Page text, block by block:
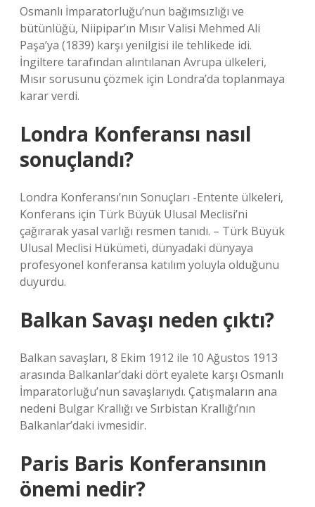
Osmanlı İmparatorluğu’nun bağımsızlığı ve
bütünlüğü, Niipipar’ın Mısır Valisi Mehmed Ali
Paşa’ya (1839) karşı yenilgisi ile tehlikede idi.
İngiltere tarafından alıntılanan Avrupa ülkeleri,
Mısır sorusunu çözmek için Londra’da toplanmaya
karar verdi.
Londra Konferansı nasıl
sonuçlandı?
Londra Konferansı’nın Sonuçları -Entente ülkeleri,
Konferans için Türk Büyük Ulusal Meclisi’ni
çağırarak yasal varlığı resmen tanıdı. – Türk Büyük
Ulusal Meclisi Hükümeti, dünyadaki dünyaya
profesyonel konferansa katılım yoluyla olduğunu
duyurdu.
Balkan Savaşı neden çıktı?
Balkan savaşları, 8 Ekim 1912 ile 10 Ağustos 1913
arasında Balkanlar’daki dört eyalete karşı Osmanlı
İmparatorluğu’nun savaşlarıydı. Çatışmaların ana
nedeni Bulgar Krallığı ve Sırbistan Krallığı’nın
Balkanlar’daki ivmesidir.
Paris Baris Konferansının
önemi nedir?